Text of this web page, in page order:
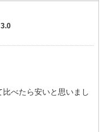
3.0
べたら安いと思いまし